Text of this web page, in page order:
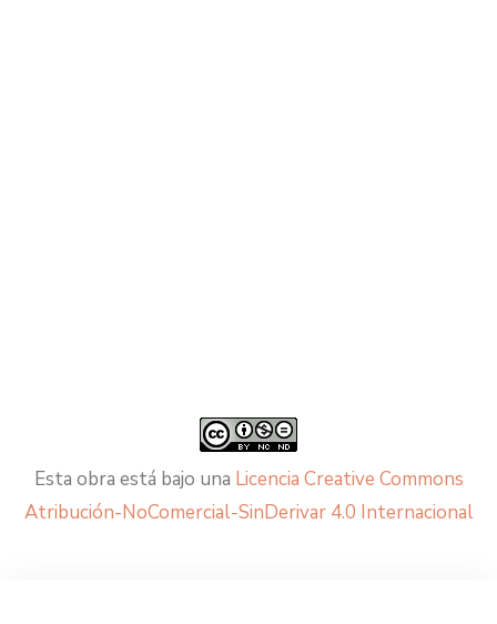
Esta obra está bajo una Licencia Creative Commons
Atribución-NoComercial-SinDerivar 4.0 Internacional